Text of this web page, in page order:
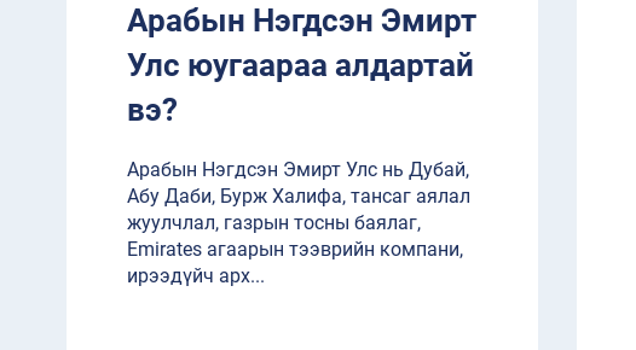
Арабын Нэгдсэн Эмирт
Улс юугаараа алдартай
вэ?
Арабын Нэгдсэн Эмирт Улс нь Дубай,
Абу Даби, Бурж Халифа, тансаг аялал
жуулчлал, газрын тосны баялаг,
Emirates агаарын тээврийн компани,
ирээдүйч арх...